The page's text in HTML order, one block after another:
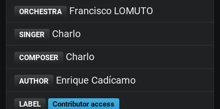
ORCHESTRA Francisco LOMUTO
SINGER Charlo
COMPOSER Charlo
AUTHOR Enrique Cadícamo
LABEL Contributor access